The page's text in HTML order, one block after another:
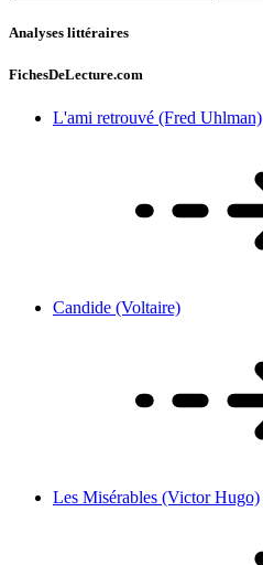
Analyses littéraires
FichesDeLecture.com
L'ami retrouvé (Fred Uhlman)
Candide (Voltaire)
Les Misérables (Victor Hugo)